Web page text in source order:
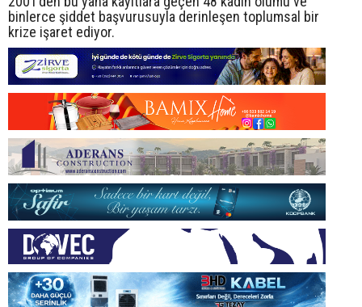
binlerce şiddet başvurusuyla derinleşen toplumsal bir
krize işaret ediyor.